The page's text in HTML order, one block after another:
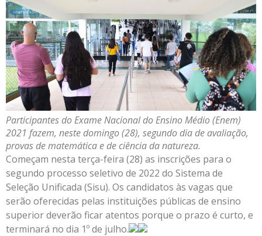
Participantes do Exame Nacional do Ensino Médio (Enem)
2021 fazem, neste domingo (28), segundo dia de avaliação,
provas de matemática e de ciência da natureza.
Começam nesta terça-feira (28) as inscrições para o
segundo processo seletivo de 2022 do Sistema de
Seleção Unificada (Sisu). Os candidatos às vagas que
serão oferecidas pelas instituições públicas de ensino
superior deverão ficar atentos porque o prazo é curto, e
terminará no dia 1º de julho.